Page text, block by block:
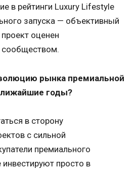
в рейтинги Luxury Lifestyle
запуска — объективный
оценен
рынка премиальной
годы?
в сторону
с сильной
премиального
просто в